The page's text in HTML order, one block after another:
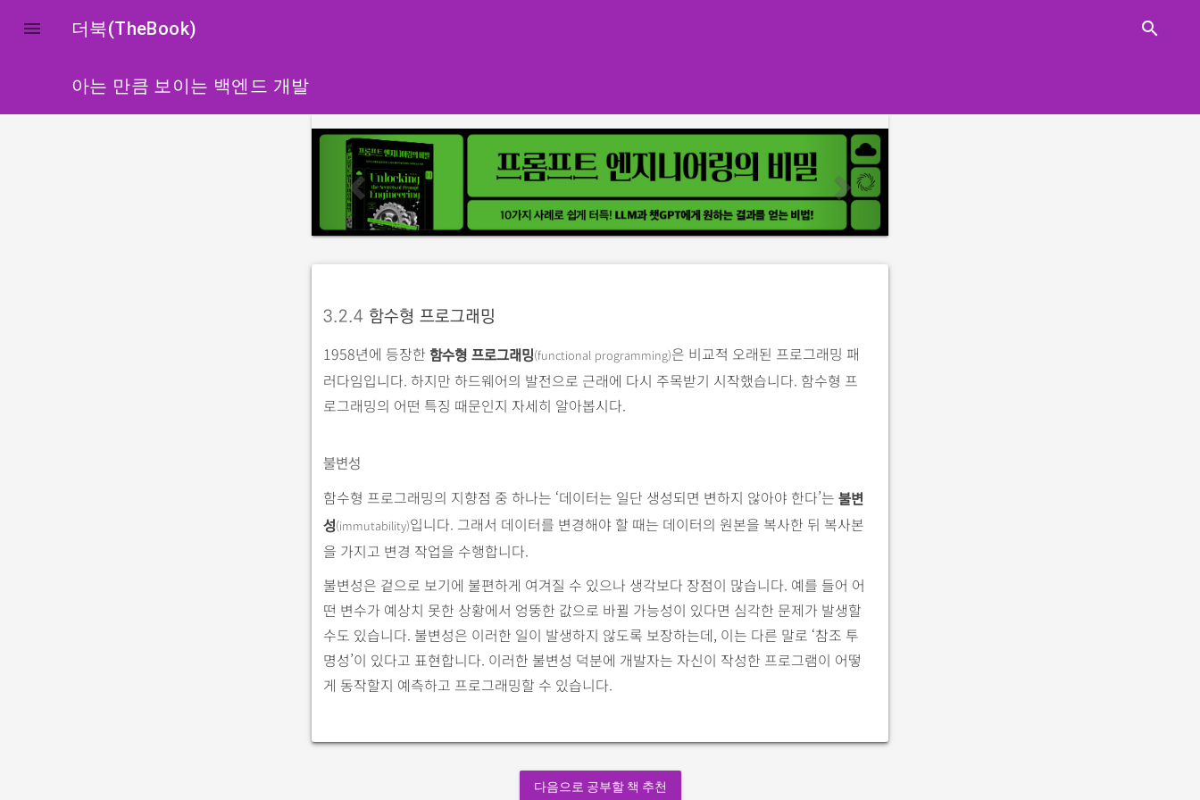
 더북(TheBook) search
아는 만큼 보이는 백엔드 개발
p
r
e
i
o
s
n
e
x
3.2.4 함수형 프로그래밍
1958년에 등장한 함수형 프로그래밍(functional programming)은 비교적 오래된 프로그래밍 패
러다임입니다. 하지만 하드웨어의 발전으로 근래에 다시 주목받기 시작했습니다. 함수형 프
로그래밍의 어떤 특징 때문인지 자세히 알아봅시다.
불변성
함수형 프로그래밍의 지향점 중 하나는 ‘데이터는 일단 생성되면 변하지 않아야 한다’는 불변
성(immutability)입니다. 그래서 데이터를 변경해야 할 때는 데이터의 원본을 복사한 뒤 복사본
을 가지고 변경 작업을 수행합니다.
불변성은 겉으로 보기에 불편하게 여겨질 수 있으나 생각보다 장점이 많습니다. 예를 들어 어
떤 변수가 예상치 못한 상황에서 엉뚱한 값으로 바뀔 가능성이 있다면 심각한 문제가 발생할
수도 있습니다. 불변성은 이러한 일이 발생하지 않도록 보장하는데, 이는 다른 말로 ‘참조 투
명성’이 있다고 표현합니다. 이러한 불변성 덕분에 개발자는 자신이 작성한 프로그램이 어떻
게 동작할지 예측하고 프로그래밍할 수 있습니다.
다음으로 공부할 책 추천